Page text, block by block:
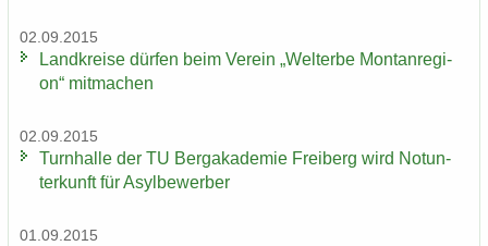
02.09.2015
Land­krei­se dür­fen beim Ver­ein „Welt­erbe Mon­tan­re­gi­
on“ mit­ma­chen
02.09.2015
Turn­hal­le der TU Berg­aka­de­mie Frei­berg wird Not­un­
ter­kunft für Asyl­be­wer­ber
01.09.2015